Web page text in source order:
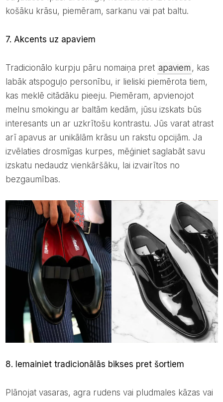
košāku krāsu, piemēram, sarkanu vai pat baltu.
7. Akcents uz apaviem
Tradicionālo kurpju pāru nomaiņa pret apaviem , kas
labāk atspoguļo personību, ir lieliski piemērota tiem,
kas meklē citādāku pieeju. Piemēram, apvienojot
melnu smokingu ar baltām kedām, jūsu izskats būs
interesants un ar uzkrītošu kontrastu. Jūs varat atrast
arī apavus ar unikālām krāsu un rakstu opcijām. Ja
izvēlaties drosmīgas kurpes, mēģiniet saglabāt savu
izskatu nedaudz vienkāršāku, lai izvairītos no
bezgaumības.
8. Iemainiet tradicionālās bikses pret šortiem
Plānojat vasaras, agra rudens vai pludmales kāzas vai